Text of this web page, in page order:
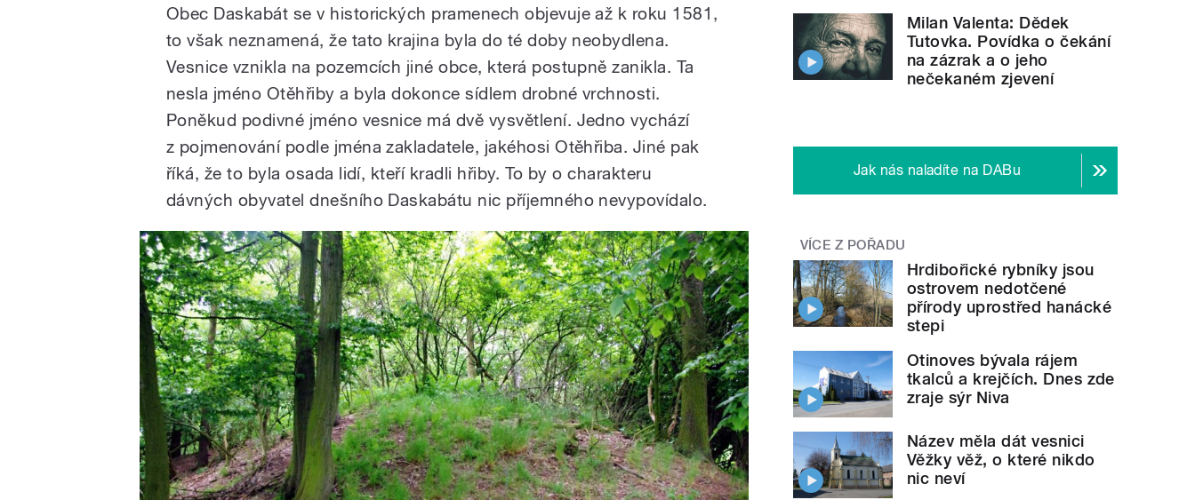
Obec Daskabát se v historických pramenech objevuje až k roku 1581,
to však neznamená, že tato krajina byla do té doby neobydlena.
Vesnice vznikla na pozemcích jiné obce, která postupně zanikla. Ta
nesla jméno Otěhřiby a byla dokonce sídlem drobné vrchnosti.
Poněkud podivné jméno vesnice má dvě vysvětlení. Jedno vychází
z pojmenování podle jména zakladatele, jakéhosi Otěhřiba. Jiné pak
říká, že to byla osada lidí, kteří kradli hřiby. To by o charakteru
dávných obyvatel dnešního Daskabátu nic příjemného nevypovídalo.
Milan Valenta: Dědek
Tutovka. Povídka o čekání
na zázrak a o jeho
nečekaném zjevení
Jak nás naladíte na DABu
VÍCE Z POŘADU
Hrdibořické rybníky jsou
ostrovem nedotčené
přírody uprostřed hanácké
stepi
Otinoves bývala rájem
tkalců a krejčích. Dnes zde
zraje sýr Niva
Název měla dát vesnici
Věžky věž, o které nikdo
nic neví